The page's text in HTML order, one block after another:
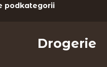
podkategorii
Drogerie